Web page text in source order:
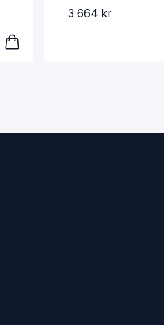
3 664 kr